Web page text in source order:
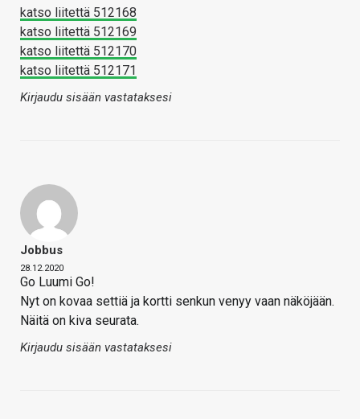
katso liitettä 512168
katso liitettä 512169
katso liitettä 512170
katso liitettä 512171
Kirjaudu sisään vastataksesi
Jobbus
28.12.2020
Go Luumi Go!
Nyt on kovaa settiä ja kortti senkun venyy vaan näköjään.
Näitä on kiva seurata.
Kirjaudu sisään vastataksesi